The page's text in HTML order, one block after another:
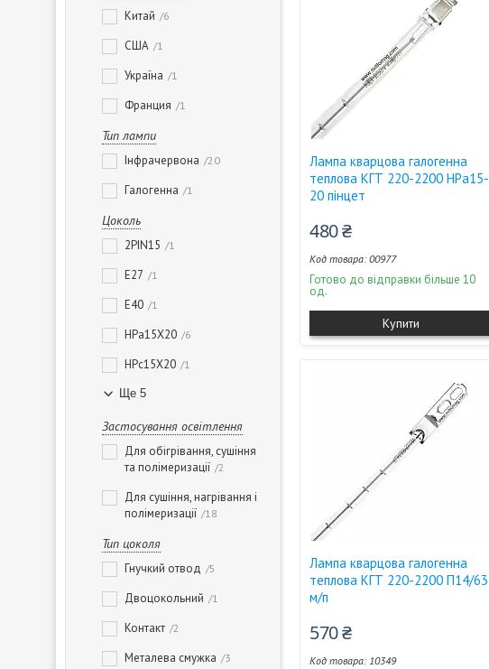
Китай 6
США 1
Україна 1
Франция 1
Тип лампи
Інфрачервона 20
Галогенна 1
Цоколь
2PIN15 1
E27 1
E40 1
HPa15X20 6
HPc15X20 1
Ще 5
Застосування освітлення
Для обігрівання, сушіння
та полімеризації 2
Для сушіння, нагрівання і
полімеризації 18
Тип цоколя
Гнучкий отвод 5
Двоцокольний 1
Контакт 2
Металева смужка 3
Лампа кварцова галогенна
теплова КГТ 220-2200 НPа15-
20 пінцет
480 ₴
00977
Готово до відправки більше 10
од.
Купити
Лампа кварцова галогенна
теплова КГТ 220-2200 П14/63
м/п
570 ₴
10349